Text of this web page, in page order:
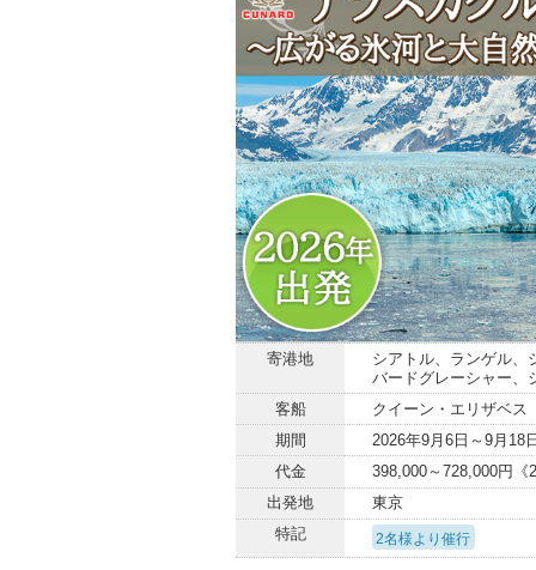
寄港地
シアトル、ランゲル、
バードグレーシャー、
客船
クイーン・エリザベス
期間
2026年9月6日～9月18
代金
398,000～728,000円
出発地
東京
特記
2名様より催行